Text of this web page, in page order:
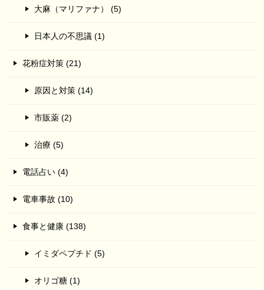
大麻（マリファナ） (5)
日本人の不思議 (1)
花粉症対策 (21)
原因と対策 (14)
市販薬 (2)
治療 (5)
電話占い (4)
電車事故 (10)
食事と健康 (138)
イミダペプチド (5)
オリゴ糖 (1)